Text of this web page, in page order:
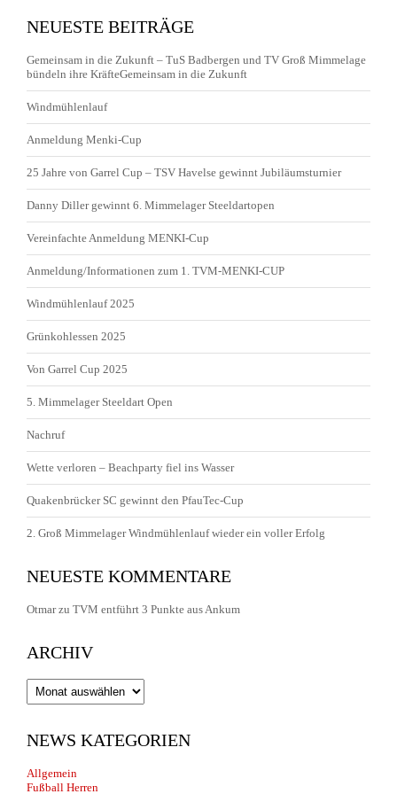
NEUESTE BEITRÄGE
Gemeinsam in die Zukunft – TuS Badbergen und TV Groß Mimmelage
bündeln ihre KräfteGemeinsam in die Zukunft
Windmühlenlauf
Anmeldung Menki-Cup
25 Jahre von Garrel Cup – TSV Havelse gewinnt Jubiläumsturnier
Danny Diller gewinnt 6. Mimmelager Steeldartopen
Vereinfachte Anmeldung MENKI-Cup
Anmeldung/Informationen zum 1. TVM-MENKI-CUP
Windmühlenlauf 2025
Grünkohlessen 2025
Von Garrel Cup 2025
5. Mimmelager Steeldart Open
Nachruf
Wette verloren – Beachparty fiel ins Wasser
Quakenbrücker SC gewinnt den PfauTec-Cup
2. Groß Mimmelager Windmühlenlauf wieder ein voller Erfolg
NEUESTE KOMMENTARE
Otmarzu TVM entführt 3 Punkte aus Ankum
ARCHIV
Archiv
NEWS KATEGORIEN
Allgemein
Fußball Herren